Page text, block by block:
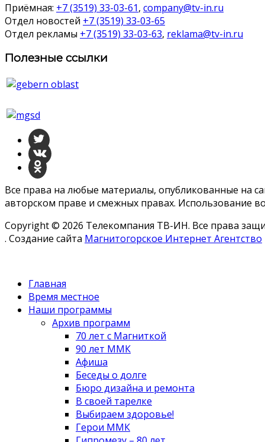
Приёмная: +7 (3519) 33-03-61, company@tv-in.ru
Отдел новостей +7 (3519) 33-03-65
Отдел рекламы +7 (3519) 33-03-63, reklama@tv-in.ru
Полезные ссылки
Все права на любые материалы, опубликованные на
авторском праве и смежных правах. Использование
Copyright © 2026 Телекомпания ТВ-ИН. Все права
. Создание сайта Магнитогорское Интернет Агентство
Главная
Время местное
Наши программы
Архив программ
70 лет с Магниткой
90 лет ММК
Афиша
Беседы о долге
Бюро дизайна и ремонта
В своей тарелке
Выбираем здоровье!
Герои ММК